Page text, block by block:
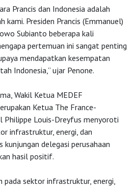
Prancis dan Indonesia adalah
Presiden Prancis (Emmanuel)
Subianto beberapa kali
pertemuan ini sangat penting
mendapatkan kesempatan
Indonesia,” ujar Penone.
Wakil Ketua MEDEF
Ketua The France-
Philippe Louis-Dreyfus menyoroti
infrastruktur, energi, dan
delegasi perusahaan
hasil positif.
pada sektor infrastruktur, energi,